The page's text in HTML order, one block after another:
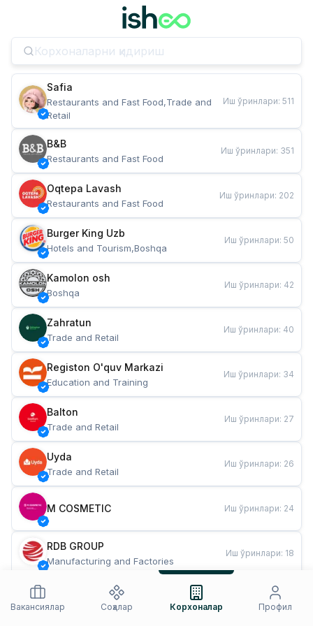
Safia
Restaurants and Fast Food,Trade and
Retail
Иш ўринлари: 511
B&B
Restaurants and Fast Food
Иш ўринлари: 351
Oqtepa Lavash
Restaurants and Fast Food
Иш ўринлари: 202
Burger King Uzb
Hotels and Tourism,Boshqa
Иш ўринлари: 50
Kamolon osh
Boshqa
Иш ўринлари: 42
Zahratun
Trade and Retail
Иш ўринлари: 40
Registon O'quv Markazi
Education and Training
Иш ўринлари: 34
Balton
Trade and Retail
Иш ўринлари: 27
Uyda
Trade and Retail
Иш ўринлари: 26
M COSMETIC Иш ўринлари: 24
RDB GROUP
Manufacturing and Factories
Иш ўринлари: 18
Restaurants and Fast Food
Иш ўринлари
Вакансиялар
Соҳалар Корхоналар Профил